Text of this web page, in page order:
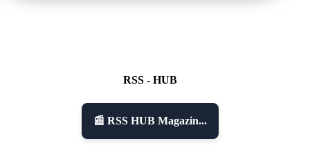
RSS - HUB
📰 RSS HUB Magazin...